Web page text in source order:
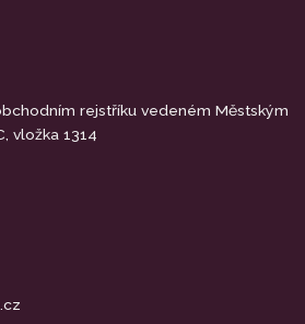
rejstříku vedeném Městským
vložka 1314